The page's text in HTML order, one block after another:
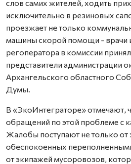
слов самих жителей, ходить
исключительно в резиновых
проезжает не только
машины скорой помощи -
регоператора в комиссии
представители администрации
Архангельского областного
Думы.
В «ЭкоИнтеграторе» отмечают,
обращений по этой проблеме с
Жалобы поступают не только от
обеспокоенных
от экипажей мусоровозов,